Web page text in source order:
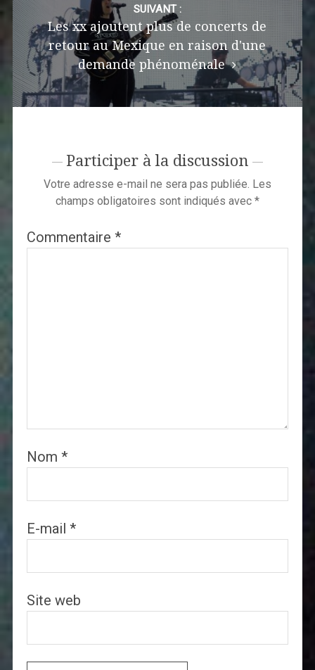
SUIVANT :
Les xx ajoutent plus de concerts de
retour au Mexique en raison d'une
demande phénoménale
Participer à la discussion
Votre adresse e-mail ne sera pas publiée. Les
champs obligatoires sont indiqués avec *
Commentaire *
Nom *
E-mail *
Site web